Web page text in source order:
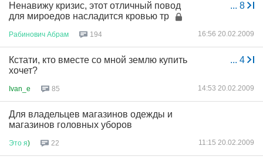
... 8
Ненавижу кризис, этот отличный повод
для мироедов насладится кровью тр
Рабинович Абрам 194 16:56 20.02.2009
... 4
Кстати, кто вместе со мной землю купить
хочет?
Ivan_e 85 14:53 20.02.2009
Для владельцев магазинов одежды и
магазинов головных уборов
Это я) 22 11:15 20.02.2009